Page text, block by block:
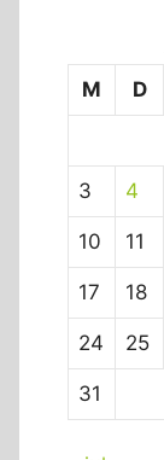
M
D
3 4
10 11
17 18
24 25
31